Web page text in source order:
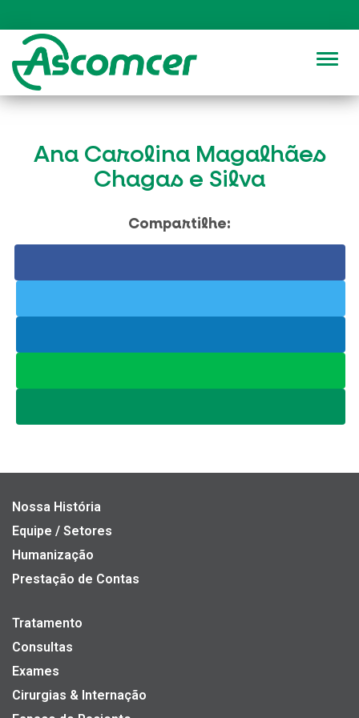
Ana Carolina Magalhães
Chagas e Silva
Compartilhe:
Nossa História
Equipe / Setores
Humanização
Prestação de Contas
Tratamento
Consultas
Exames
Cirurgias & Internação